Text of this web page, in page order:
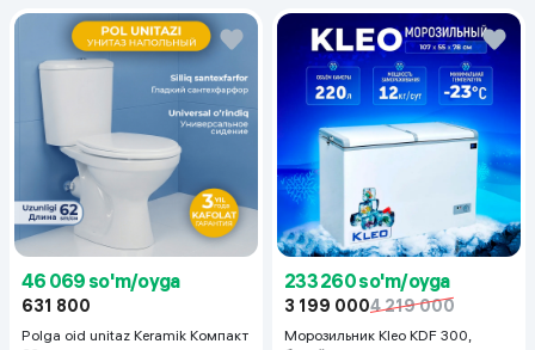
46 069 so'm/oyga
631 800
Polga oid unitaz Keramik Компакт
233 260 so'm/oyga
3 199 0004 219 000
Морозильник Kleo KDF 300,